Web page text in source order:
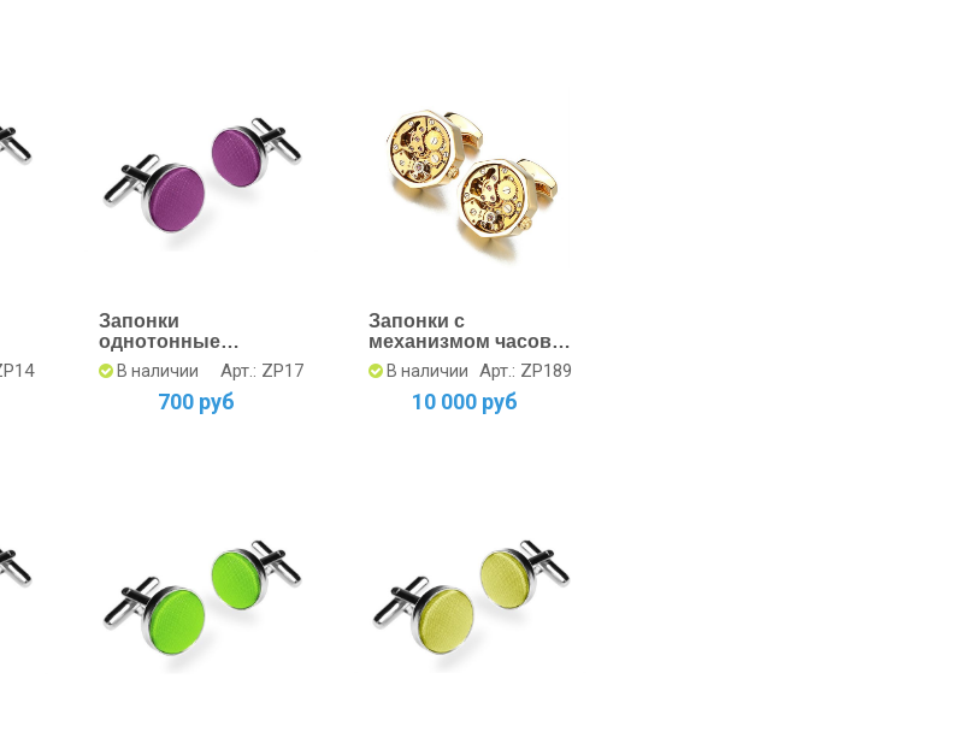
Запонки
однотонные
фиалковые - купить
в интернет-магазине
В наличии Арт.: ZP17
700 руб
Запонки с
механизмом часов
восьмигранные
золотые
В наличии Арт.: ZP189
10 000 руб